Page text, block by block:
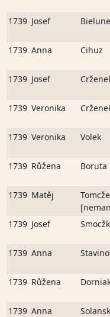
1739 Josef
1739 Anna Cihuz
1739 Josef
1739 Veronika
1739 Veronika Volek
1739 Růžena Boruta
1739 Matěj
1739 Josef
1739 Anna
1739 Růžena
1739 Anna